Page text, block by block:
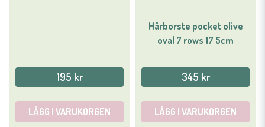
195 kr
LÄGG I VARUKORGEN
Hårborste pocket olive
oval 7 rows 17 5cm
345 kr
LÄGG I VARUKORGEN